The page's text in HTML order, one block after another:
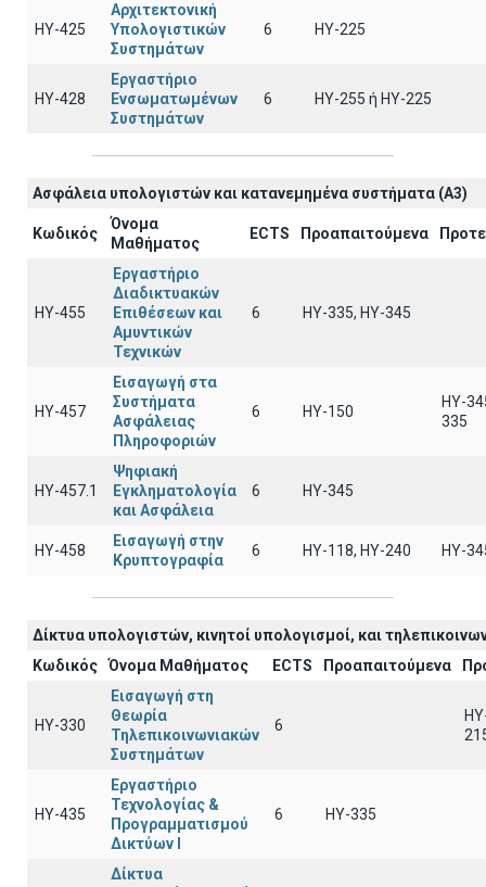
ΗΥ-425
Αρχιτεκτονική
Υπολογιστικών
Συστημάτων
6 HY-225
ΗΥ-428
Εργαστήριο
Ενσωματωμένων
Συστημάτων
6 ΗΥ-255 ή HY-225
Ασφάλεια υπολογιστών και κατανεμημένα συστήματα (A3)
Κωδικός
Όνομα
Μαθήματος
ECTS Προαπαιτούμενα
ΗΥ-455
Εργαστήριο
Διαδικτυακών
Επιθέσεων και
Αμυντικών
Τεχνικών
6 ΗΥ-335, HY-345
ΗΥ-457
Εισαγωγή στα
Συστήματα
Ασφάλειας
Πληροφοριών
6 HY-150
HY-
335
ΗΥ-457.1
Ψηφιακή
Εγκληματολογία
και Ασφάλεια
6 ΗΥ-345
ΗΥ-458
Εισαγωγή στην
Κρυπτογραφία
6 ΗΥ-118, ΗΥ-240 ΗΥ-
Δίκτυα υπολογιστών, κινητοί υπολογισμοί, και
Κωδικός
Όνομα Μαθήματος ECTS Προαπαιτούμενα
ΗΥ-330
Εισαγωγή στη
Θεωρία
Τηλεπικοινωνιακών
Συστημάτων
6
ΗΥ-435
Εργαστήριο
Τεχνολογίας &
Προγραμματισμού
Δικτύων Ι
6 HY-335
Δίκτυα